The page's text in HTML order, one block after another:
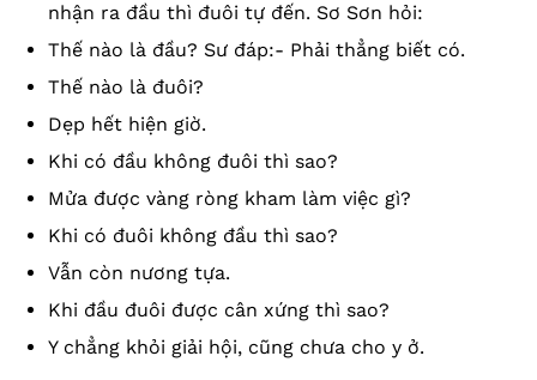
nhận ra đầu thì đuôi tự đến. Sơ Sơn hỏi:
Thế nào là đầu? Sư đáp:- Phải thẳng biết có.
Thế nào là đuôi?
Dẹp hết hiện giờ.
Khi có đầu không đuôi thì sao?
Mửa được vàng ròng kham làm việc gì?
Khi có đuôi không đầu thì sao?
Vẫn còn nương tựa.
Khi đầu đuôi được cân xứng thì sao?
Y chẳng khỏi giải hội, cũng chưa cho y ở.